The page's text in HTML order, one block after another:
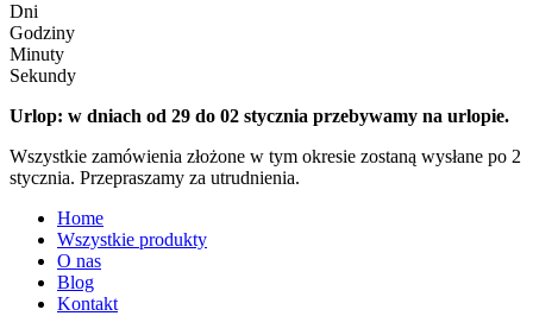
Dni
Godziny
Minuty
Sekundy
Urlop: w dniach od 29 do 02 stycznia przebywamy na urlopie.
Wszystkie zamówienia złożone w tym okresie zostaną wysłane po 2
stycznia. Przepraszamy za utrudnienia.
Home
Wszystkie produkty
O nas
Blog
Kontakt